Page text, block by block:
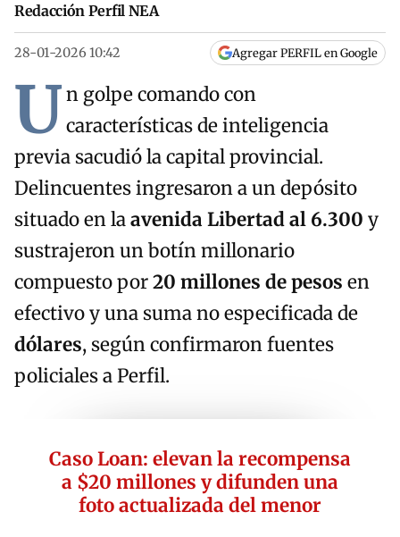
Redacción Perfil NEA
28-01-2026 10:42 Agregar PERFIL en Google
Un golpe comando con
características de inteligencia
previa sacudió la capital provincial.
Delincuentes ingresaron a un depósito
situado en laavenida Libertad al 6.300 y
sustrajeron un botín millonario
compuesto por20 millones de pesos en
efectivo y una suma no especificada de
dólares, según confirmaron fuentes
policiales a Perfil.
Caso Loan: elevan la recompensa
a $20 millones y difunden una
foto actualizada del menor